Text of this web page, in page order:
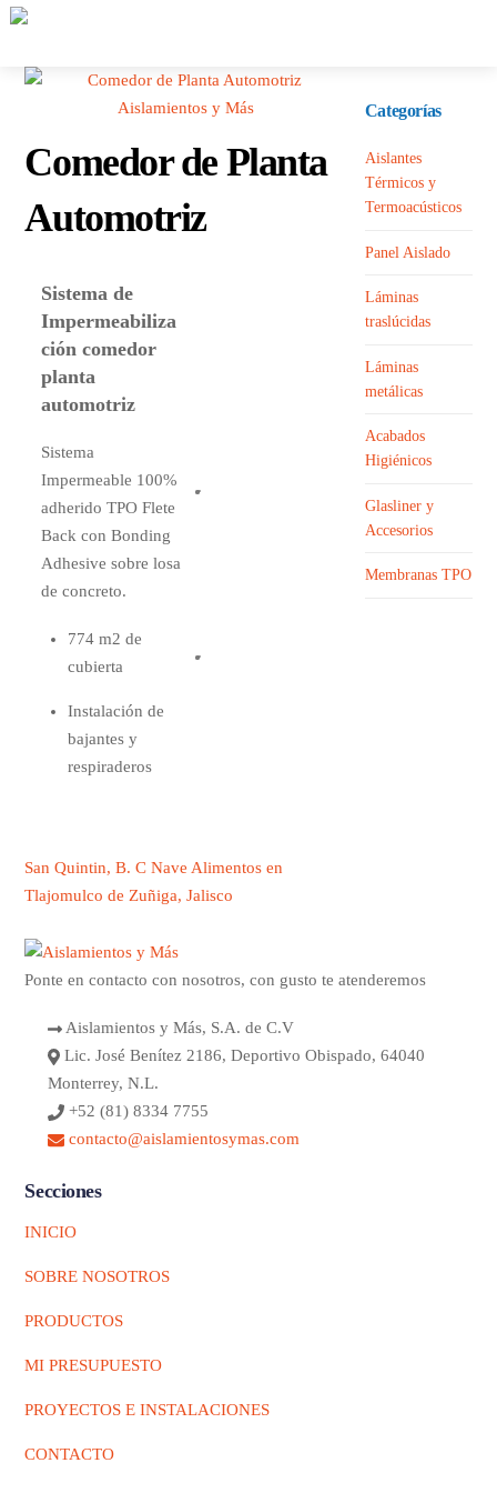
Skip
content
Comedor de Planta
Automotriz
Sistema de
Impermeabiliza
ción comedor
planta
automotriz
Sistema
Impermeable 100%
adherido TPO Flete
Back con Bonding
Adhesive sobre losa
de concreto.
774 m2 de
cubierta
Instalación de
bajantes y
respiraderos
San Quintin, B. C Nave Alimentos en
Tlajomulco de Zuñiga, Jalisco
Categorías
Aislantes
Térmicos y
Termoacústicos
Panel Aislado
Láminas
traslúcidas
Láminas
metálicas
Acabados
Higiénicos
Glasliner y
Accesorios
Membranas TPO
Ponte en contacto con nosotros, con gusto te atenderemos
Aislamientos y Más, S.A. de C.V
Lic. José Benítez 2186, Deportivo Obispado, 64040
Monterrey, N.L.
+52 (81) 8334 7755
contacto@aislamientosymas.com
Secciones
INICIO
SOBRE NOSOTROS
PRODUCTOS
MI PRESUPUESTO
PROYECTOS E INSTALACIONES
CONTACTO